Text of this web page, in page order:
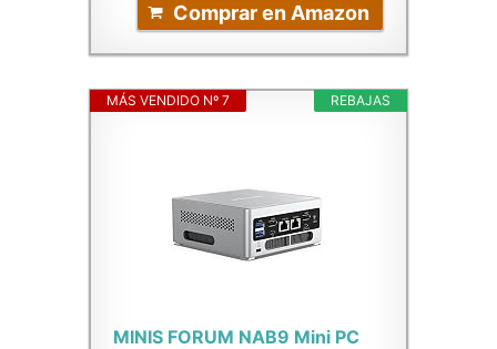
Comprar en Amazon
REBAJAS
MÁS VENDIDO Nº 7
MINIS FORUM NAB9 Mini PC